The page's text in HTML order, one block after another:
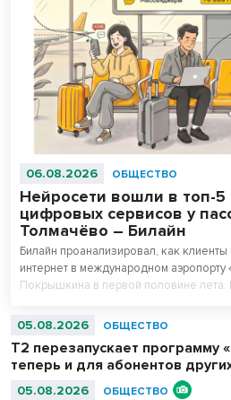
06.08.2026 ОБЩЕСТВО
Нейросети вошли в топ-5
цифровых сервисов у
Толмачёво – Билайн
Билайн проанализировал, как
интернет в международном
Покрышкина в первой половине
сервисов у пассажиров 16–44 лет.
аэропорту.
05.08.2026 ОБЩЕСТВО
Т2 перезапускает программу
теперь и для абонентов
05.08.2026 ОБЩЕСТВО